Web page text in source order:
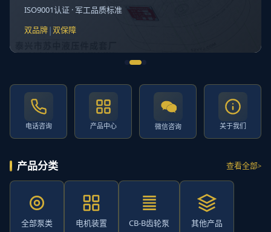
ISO9001认证 · 军工品质标准
双品牌|双保障
电话咨询 产品中心 微信咨询 关于我们
产品分类 查看全部
全部泵类 电机装置 CB-B齿轮泵 其他产品